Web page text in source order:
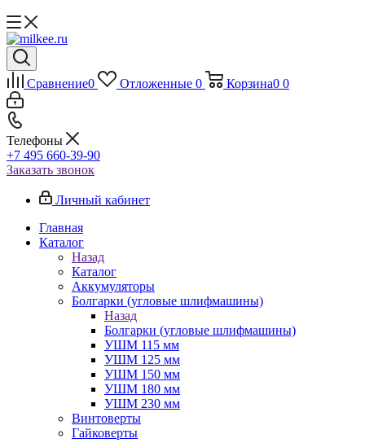
Сравнение0 Отложенные 0 Корзина0 0
Телефоны
+7 495 660-39-90
Заказать звонок
Личный кабинет
Главная
Каталог
Назад
Каталог
Аккумуляторы
Болгарки (угловые шлифмашины)
Назад
Болгарки (угловые шлифмашины)
УШМ 115 мм
УШМ 125 мм
УШМ 150 мм
УШМ 180 мм
УШМ 230 мм
Винтоверты
Гайковерты